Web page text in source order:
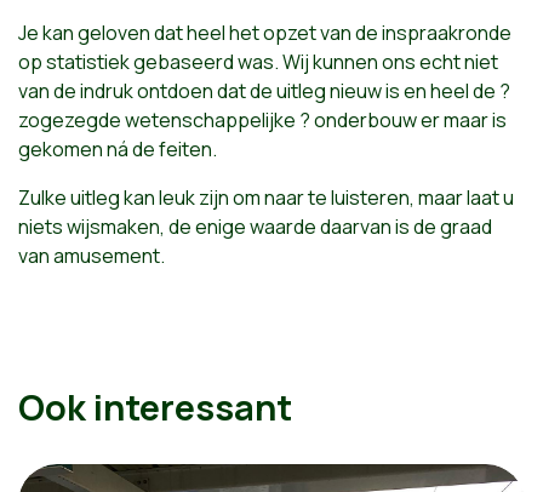
Je kan geloven dat heel het opzet van de inspraakronde
op statistiek gebaseerd was. Wij kunnen ons echt niet
van de indruk ontdoen dat de uitleg nieuw is en heel de ?
zogezegde wetenschappelijke ? onderbouw er maar is
gekomen ná de feiten.
Zulke uitleg kan leuk zijn om naar te luisteren, maar laat u
niets wijsmaken, de enige waarde daarvan is de graad
van amusement.
Ook interessant